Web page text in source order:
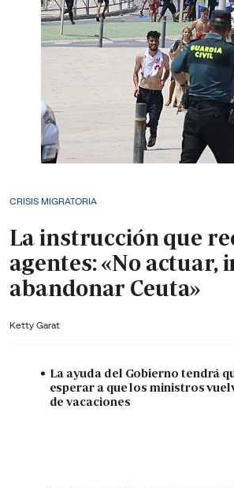
CRISIS MIGRATORIA
La instrucción que
agentes: «No actuar,
abandonar Ceuta»
Ketty Garat
La ayuda del Gobierno tendrá
esperar a que los ministros
de vacaciones